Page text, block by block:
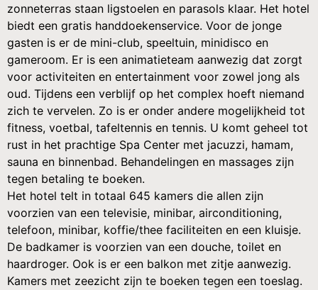
zonneterras staan ligstoelen en parasols klaar. Het hotel
biedt een gratis handdoekenservice. Voor de jonge
gasten is er de mini-club, speeltuin, minidisco en
gameroom. Er is een animatieteam aanwezig dat zorgt
voor activiteiten en entertainment voor zowel jong als
oud. Tijdens een verblijf op het complex hoeft niemand
zich te vervelen. Zo is er onder andere mogelijkheid tot
fitness, voetbal, tafeltennis en tennis. U komt geheel tot
rust in het prachtige Spa Center met jacuzzi, hamam,
sauna en binnenbad. Behandelingen en massages zijn
tegen betaling te boeken.
Het hotel telt in totaal 645 kamers die allen zijn
voorzien van een televisie, minibar, airconditioning,
telefoon, minibar, koffie/thee faciliteiten en een kluisje.
De badkamer is voorzien van een douche, toilet en
haardroger. Ook is er een balkon met zitje aanwezig.
Kamers met zeezicht zijn te boeken tegen een toeslag.